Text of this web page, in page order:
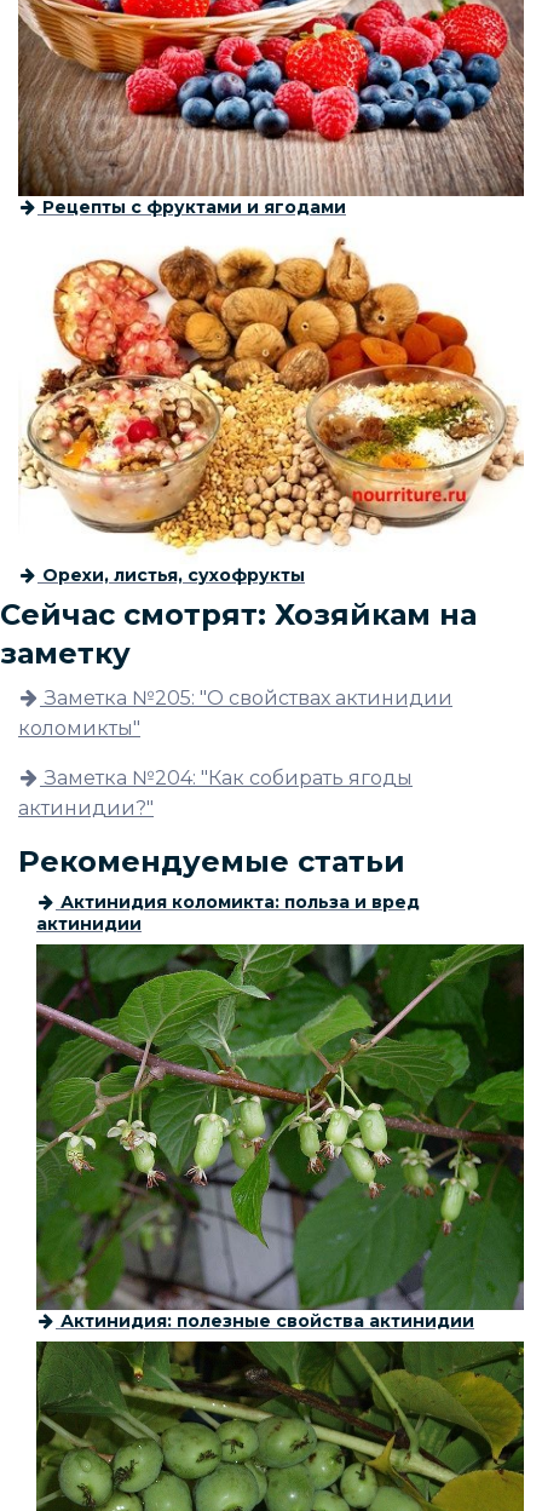
Рецепты с фруктами и ягодами
Орехи, листья, сухофрукты
Сейчас смотрят: Хозяйкам на
заметку
Заметка №205: "О свойствах актинидии
коломикты"
Заметка №204: "Как собирать ягоды
актинидии?"
Рекомендуемые статьи
Актинидия коломикта: польза и вред
актинидии
Актинидия: полезные свойства актинидии